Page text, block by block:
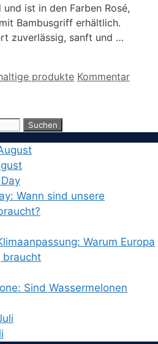
ist in den Farben Rosé,
Bambusgriff erhältlich.
zuverlässig, sanft und …
produkte Kommentar
Wann sind unsere
Warum Europa
braucht
Sind Wassermelonen